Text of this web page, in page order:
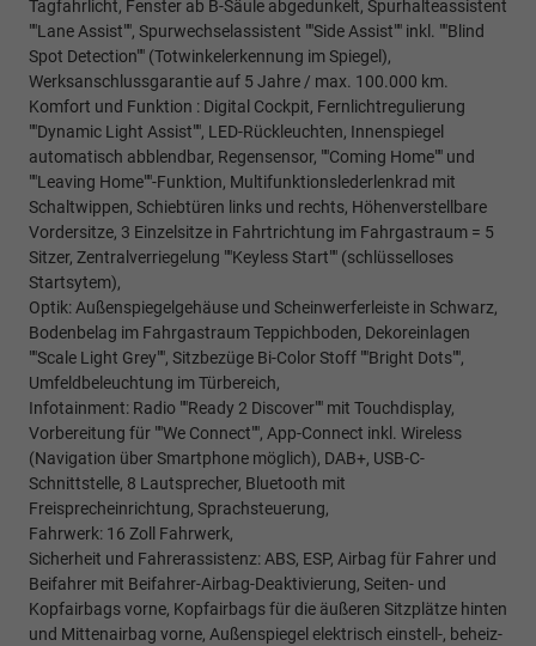
Tagfahrlicht, Fenster ab B-Säule abgedunkelt, Spurhalteassistent
""Lane Assist"", Spurwechselassistent ""Side Assist"" inkl. ""Blind
Spot Detection"" (Totwinkelerkennung im Spiegel),
Werksanschlussgarantie auf 5 Jahre / max. 100.000 km.
Komfort und Funktion : Digital Cockpit, Fernlichtregulierung
""Dynamic Light Assist"", LED-Rückleuchten, Innenspiegel
automatisch abblendbar, Regensensor, ""Coming Home"" und
""Leaving Home""-Funktion, Multifunktionslederlenkrad mit
Schaltwippen, Schiebtüren links und rechts, Höhenverstellbare
Vordersitze, 3 Einzelsitze in Fahrtrichtung im Fahrgastraum = 5
Sitzer, Zentralverriegelung ""Keyless Start"" (schlüsselloses
Startsytem),
Optik: Außenspiegelgehäuse und Scheinwerferleiste in Schwarz,
Bodenbelag im Fahrgastraum Teppichboden, Dekoreinlagen
""Scale Light Grey"", Sitzbezüge Bi-Color Stoff ""Bright Dots"",
Umfeldbeleuchtung im Türbereich,
Infotainment: Radio ""Ready 2 Discover"" mit Touchdisplay,
Vorbereitung für ""We Connect"", App-Connect inkl. Wireless
(Navigation über Smartphone möglich), DAB+, USB-C-
Schnittstelle, 8 Lautsprecher, Bluetooth mit
Freisprecheinrichtung, Sprachsteuerung,
Fahrwerk: 16 Zoll Fahrwerk,
Sicherheit und Fahrerassistenz: ABS, ESP, Airbag für Fahrer und
Beifahrer mit Beifahrer-Airbag-Deaktivierung, Seiten- und
Kopfairbags vorne, Kopfairbags für die äußeren Sitzplätze hinten
und Mittenairbag vorne, Außenspiegel elektrisch einstell-, beheiz-